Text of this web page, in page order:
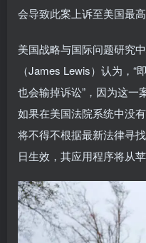
会导致此案上诉至美国最高
美国战略与国际问题研究
（James Lewis）认为，
也会输掉诉讼”，因为这一
如果在美国法院系统中没
将不得不根据最新法律寻
日生效，其应用程序将从